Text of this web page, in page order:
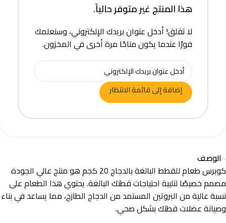
هذا المنتج غير متوفر حالياً.
لا تقلق! أدخل عنوان بريدك الإلكتروني، وسنعلمك
فورًا عندما يكون متاحًا مرة أخرى في المخزون.
إضافة إلى قائمة الانتظار
الوصف
كوبرس طعام للقطط البالغة بالدجاج 20 كجم هو منتج عالي الجودة
مصمم خصيصًا لتلبية احتياجات قطتك البالغة. يحتوي هذا الطعام على
نسبة عالية من البروتين المستمد من الدجاج الطازج، مما يساعد في بناء
وصيانة عضلات قطتك بشكل صحي.